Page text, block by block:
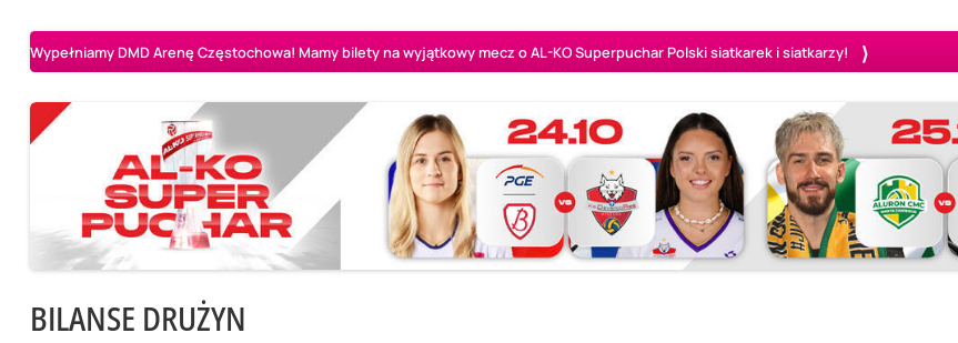
Wypełniamy DMD Arenę Częstochowa! Mamy bilety na wyjątkowy mecz o AL-KO Superpuchar Polski siatkarek i siatkarzy!
BILANSE DRUŻYN